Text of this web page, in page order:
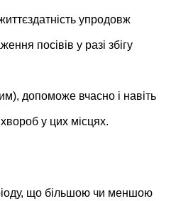
упродовж
посівів у разі збігу
допоможе вчасно і навіть
у цих місцях.
що більшою чи меншою